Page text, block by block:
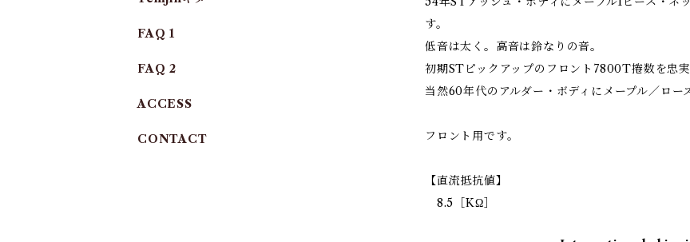
す。
低音は太く。高音は鈴なりの音。
初期STピックアップのフロント7800T捲数を忠実
当然60年代のアルダー・ボディにメープル／ロー
フロント用です。
【直流抵抗値】
8.5［KΩ］
FAQ 1
FAQ 2
ACCESS
CONTACT